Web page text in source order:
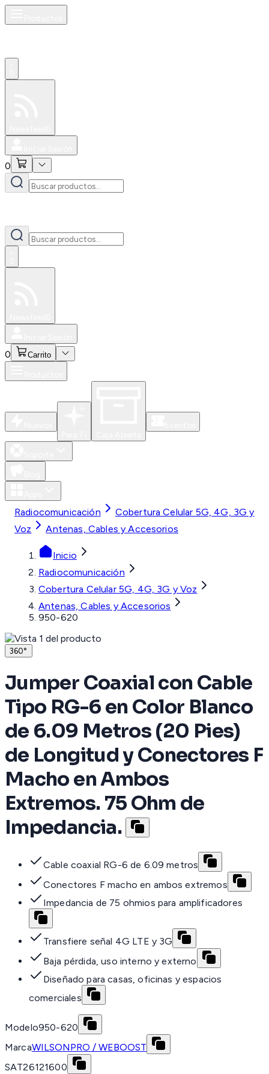
0
0 Carrito
Radiocomunicación
Cobertura Celular 5G, 4G, 3G y
Voz
Antenas, Cables y Accesorios
Inicio
Radiocomunicación
Cobertura Celular 5G, 4G, 3G y Voz
Antenas, Cables y Accesorios
950-620
360°
Jumper Coaxial con Cable
Tipo RG-6 en Color Blanco
de 6.09 Metros (20 Pies)
de Longitud y Conectores F
Macho en Ambos
Extremos. 75 Ohm de
Impedancia.
Cable coaxial RG-6 de 6.09 metros
Conectores F macho en ambos extremos
Impedancia de 75 ohmios para amplificadores
Transfiere señal 4G LTE y 3G
Baja pérdida, uso interno y externo
Diseñado para casas, oficinas y espacios
comerciales
Modelo950-620
MarcaWILSONPRO / WEBOOST
SAT26121600